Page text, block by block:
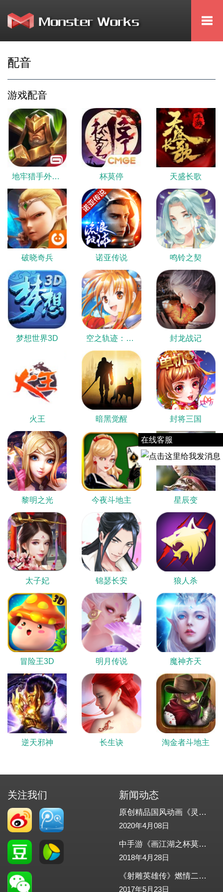
配音
游戏配音
地牢猎手外传-勇士战队 杯莫停 天盛长歌
破晓奇兵 诺亚传说 鸣铃之契
梦想世界3D 空之轨迹：羁绊 封龙战记
火王 暗黑觉醒 封将三国
黎明之光 今夜斗地主 星辰变
太子妃 锦瑟长安 狼人杀
冒险王3D 明月传说 魔神齐天
逆天邪神 长生诀 淘金者斗地主
关注我们 新闻动态
原创精品国风动画《灵邪记》重磅发布
2020年4月08日
中手游《画江湖之杯莫停》正式发布！怪物工场助力配乐，配音
2018年4月28日
《射雕英雄传》燃情二测-怪物工场助力游戏音效
2017年5月23日
在线客服